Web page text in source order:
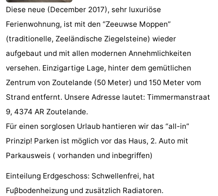
Joossesweg
-
Kustlicht
-
Meerpaal
-
Strandcamping
Valkenisse
-
Zee,
Bos
en
Hotels
Zimmer
(mit
Lastminutes
Sehen
Diese neue (December 2017), sehr luxuriöse
Ferienwohnung, ist mit den “Zeeuwse Moppen”
(traditionelle, Zeeländische Ziegelsteine) wieder
aufgebaut und mit allen modernen Annehmlichkeiten
versehen. Einzigartige Lage, hinter dem gemütlichen
Zentrum von Zoutelande (50 Meter) und 150 Meter vom
Strand entfernt. Unsere Adresse lautet: Timmermanstraat
9, 4374 AR Zoutelande.
Für einen sorglosen Urlaub hantieren wir das “all-in”
Prinzip! Parken ist möglich vor das Haus, 2. Auto mit
Parkausweis ( vorhanden und inbegriffen)
Einteilung Erdgeschoss: Schwellenfrei, hat
Fuβbodenheizung und zusätzlich Radiatoren.